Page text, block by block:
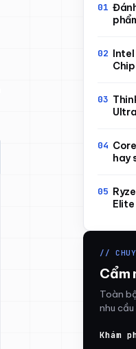
Intel
hay
Elite
//
Cẩm
Toàn
nhu
Khám